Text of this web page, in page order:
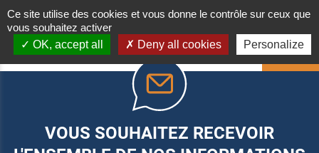
HAUT
VOUS SOUHAITEZ RECEVOIR
Ce site utilise des cookies et vous donne le contrôle sur ceux que
vous souhaitez activer
OK, accept all
Deny all cookies Personalize